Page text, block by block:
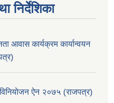
निर्देशिका
आवास कार्यक्रम कार्यान्वयन
ऐन २०७५ (राजपत्र)